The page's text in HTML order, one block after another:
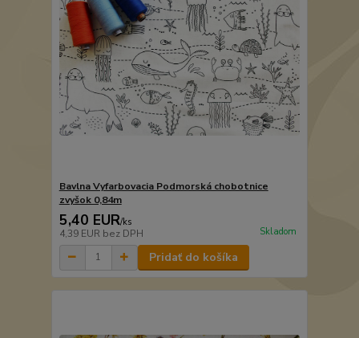
Bavlna Vyfarbovacia Podmorská chobotnice
zvyšok 0,84m
5,40 EUR/ks
4,39 EUR bez DPH Skladom
Pridať do košíka